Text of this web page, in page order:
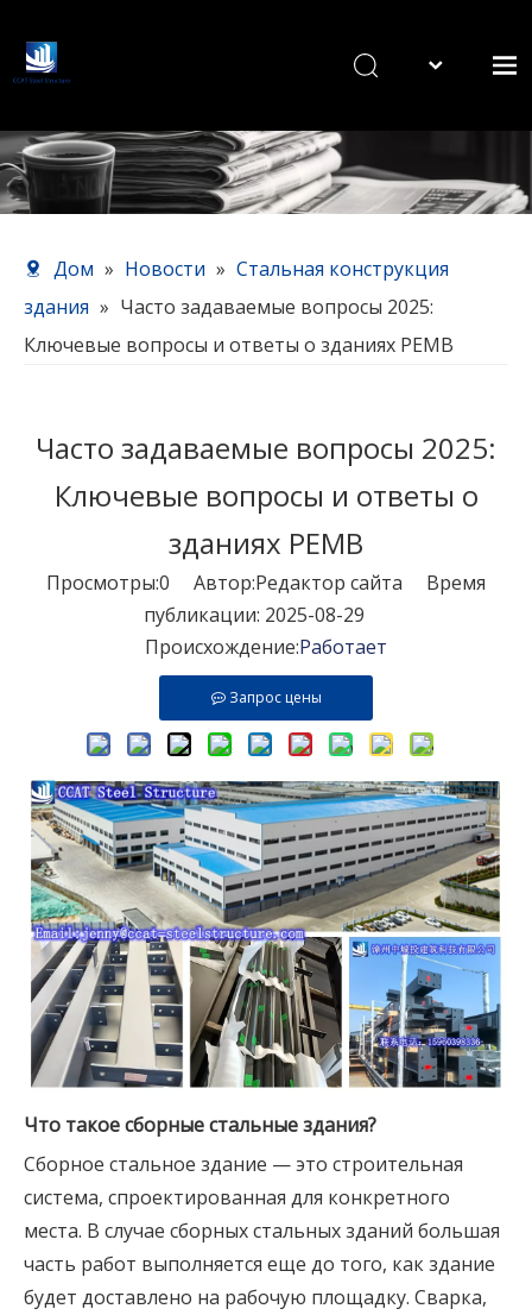
Продукты
О нас
Связаться с нами
Дом » Новости » Стальная конструкция
здания » Часто задаваемые вопросы 2025:
Ключевые вопросы и ответы о зданиях PEMB
Часто задаваемые вопросы 2025:
Ключевые вопросы и ответы о
зданиях PEMB
Просмотры:0 Автор:Pедактор сайта Время
публикации: 2025-08-29
Происхождение:Работает
Запрос цены
Что такое сборные стальные здания?
Сборное стальное здание — это строительная
система, спроектированная для конкретного
места. В случае сборных стальных зданий большая
часть работ выполняется еще до того, как здание
будет доставлено на рабочую площадку. Сварка,